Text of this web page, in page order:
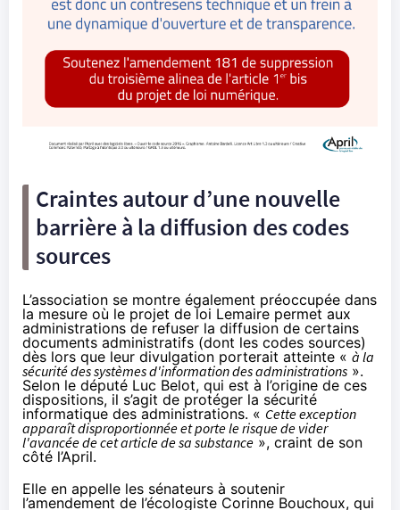
Craintes autour d’une nouvelle
barrière à la diffusion des codes
sources
L’association se montre également préoccupée dans
la mesure où le projet de loi Lemaire permet aux
administrations de refuser la diffusion de certains
documents administratifs (dont les codes sources)
dès lors que leur divulgation porterait atteinte « à la
sécurité des systèmes d'information des administrations ».
Selon le député Luc Belot, qui est à l’origine de ces
dispositions, il s’agit de protéger la sécurité
informatique des administrations. « Cette exception
apparaît disproportionnée et porte le risque de vider
l'avancée de cet article de sa substance », craint de son
côté l’April.
Elle en appelle les sénateurs à soutenir
l’amendement de l’écologiste Corinne Bouchoux, qui